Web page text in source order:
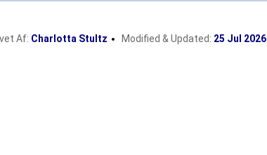
Af: Charlotta Stultz Modified & Updated: 25 Jul 2026